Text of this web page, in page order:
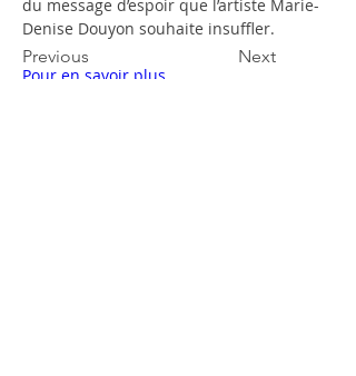
Previous Next
du message d’espoir que l’artiste Marie-
Denise Douyon souhaite insuffler.
Pour en savoir plus